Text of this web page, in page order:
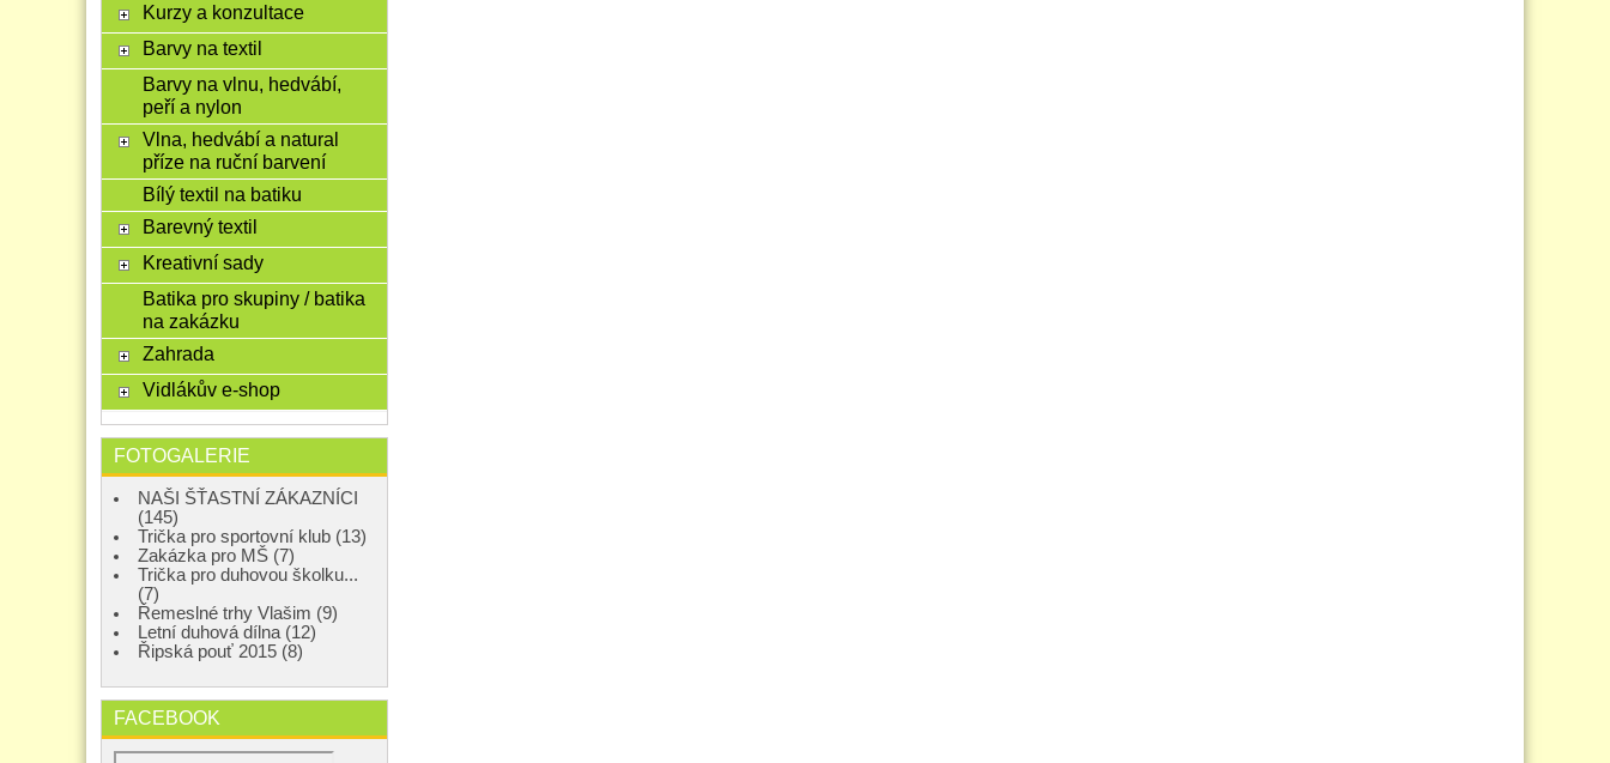
Kurzy a konzultace
Barvy na textil
Barvy na vlnu, hedvábí,
peří a nylon
Vlna, hedvábí a natural
příze na ruční barvení
Bílý textil na batiku
Barevný textil
Kreativní sady
Batika pro skupiny / batika
na zakázku
Zahrada
Vidlákův e-shop
FOTOGALERIE
NAŠI ŠŤASTNÍ ZÁKAZNÍCI
(145)
Trička pro sportovní klub (13)
Zakázka pro MŠ (7)
Trička pro duhovou školku...
(7)
Řemeslné trhy Vlašim (9)
Letní duhová dílna (12)
Řipská pouť 2015 (8)
FACEBOOK